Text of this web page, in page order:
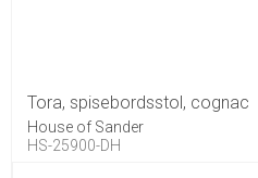
Tora, spisebordsstol, cognac
House of Sander
HS-25900-DH